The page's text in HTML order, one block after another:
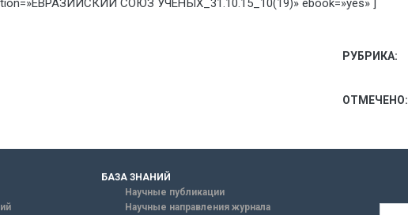
РУБРИКА:
ОТМЕЧЕНО:
БАЗА ЗНАНИЙ
Научные публикации
Научные направления журнала